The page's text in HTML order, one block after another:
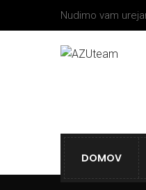
Nudimo vam
DOMOV